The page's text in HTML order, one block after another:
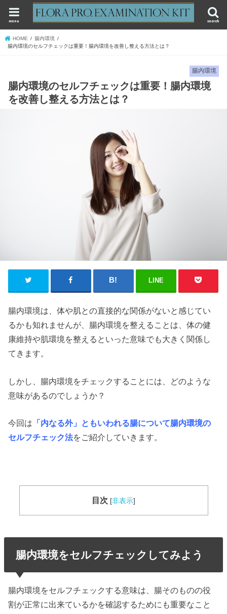
search
menu
HOME
腸内環境
腸内環境のセルフチェックは重要！腸内環境を改善し整える方法とは？
腸内環境
腸内環境のセルフチェックは重要！腸内環境
を改善し整える方法とは？
LINE
腸内環境は、体や肌との直接的な関係がないと感じてい
るかも知れませんが、腸内環境を整えることは、体の健
康維持や肌環境を整えるといった意味でも大きく関係し
てきます。
しかし、腸内環境をチェックすることには、どのような
意味があるのでしょうか？
今回は 「内なる外」ともいわれる腸について腸内環境の
セルフチェック法をご紹介していきます。
目次 [非表示]
腸内環境をセルフチェックしてみよう
腸内環境をセルフチェックする意味は、腸そのものの役
割が正常に出来ているかを確認するためにも重要なこと